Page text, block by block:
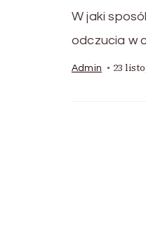
W jaki
odczucia w
Admin 23